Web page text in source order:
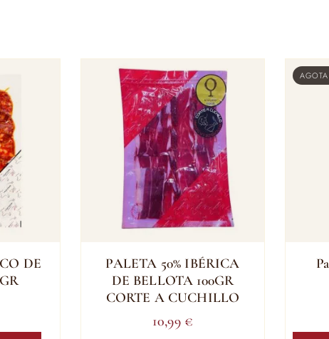
DE
PALETA 50% IBÉRICA
DE BELLOTA 100GR
CORTE A CUCHILLO
10,99 €